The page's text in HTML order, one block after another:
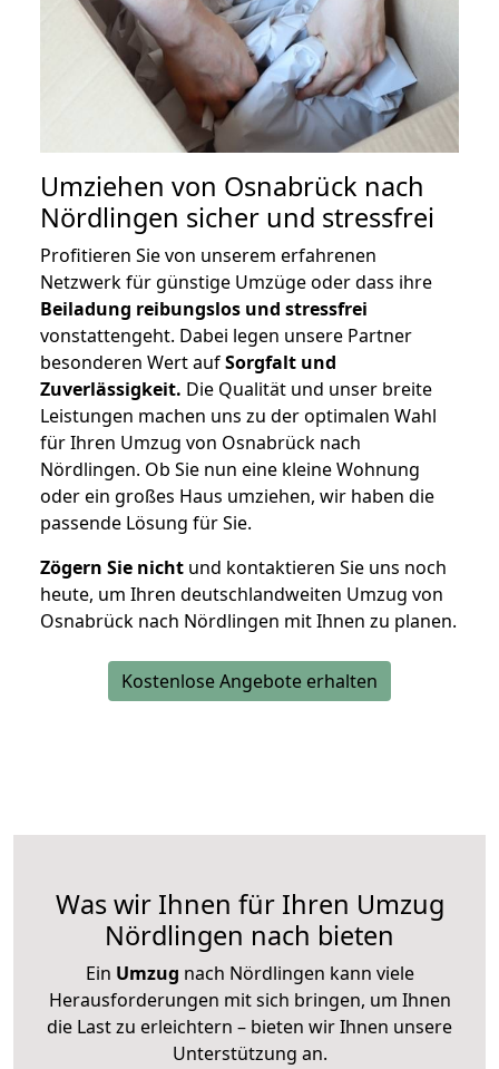
Umziehen von Osnabrück nach
Nördlingen sicher und stressfrei
Profitieren Sie von unserem erfahrenen
Netzwerk für günstige Umzüge oder dass ihre
Beiladung reibungslos und stressfrei
vonstattengeht. Dabei legen unsere Partner
besonderen Wert aufSorgfalt und
Zuverlässigkeit. Die Qualität und unser breite
Leistungen machen uns zu der optimalen Wahl
für Ihren Umzug von Osnabrück nach
Nördlingen. Ob Sie nun eine kleine Wohnung
oder ein großes Haus umziehen, wir haben die
passende Lösung für Sie.
Zögern Sie nicht und kontaktieren Sie uns noch
heute, um Ihren deutschlandweiten Umzug von
Osnabrück nach Nördlingen mit Ihnen zu planen.
Kostenlose Angebote erhalten
Was wir Ihnen für Ihren Umzug
Nördlingen nach bieten
Ein Umzug nach Nördlingen kann viele
Herausforderungen mit sich bringen, um Ihnen
die Last zu erleichtern – bieten wir Ihnen unsere
Unterstützung an.